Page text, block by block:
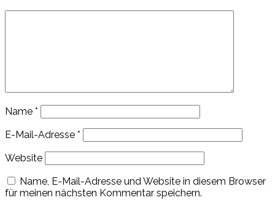
Name *
E-Mail-Adresse *
Website
Name, E-Mail-Adresse und Website in diesem Browser
für meinen nächsten Kommentar speichern.